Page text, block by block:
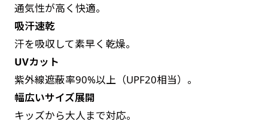
通気性が高く快適。
吸汗速乾
汗を吸収して素早く乾燥。
UVカット
紫外線遮蔽率90%以上（UPF20相当）。
幅広いサイズ展開
キッズから大人まで対応。